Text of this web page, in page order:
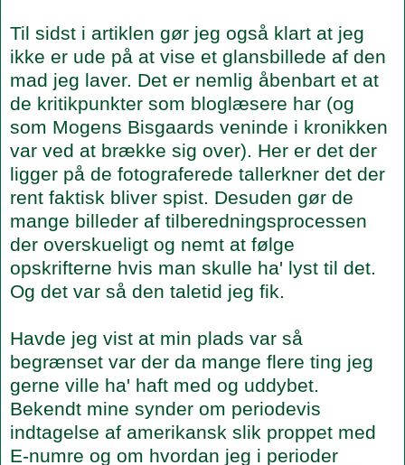
Til sidst i artiklen gør jeg også klart at jeg
ikke er ude på at vise et glansbillede af den
mad jeg laver. Det er nemlig åbenbart et at
de kritikpunkter som bloglæsere har (og
som Mogens Bisgaards veninde i kronikken
var ved at brække sig over). Her er det der
ligger på de fotograferede tallerkner det der
rent faktisk bliver spist. Desuden gør de
mange billeder af tilberedningsprocessen
der overskueligt og nemt at følge
opskrifterne hvis man skulle ha' lyst til det.
Og det var så den taletid jeg fik.
Havde jeg vist at min plads var så
begrænset var der da mange flere ting jeg
gerne ville ha' haft med og uddybet.
Bekendt mine synder om periodevis
indtagelse af amerikansk slik proppet med
E-numre og om hvordan jeg i perioder